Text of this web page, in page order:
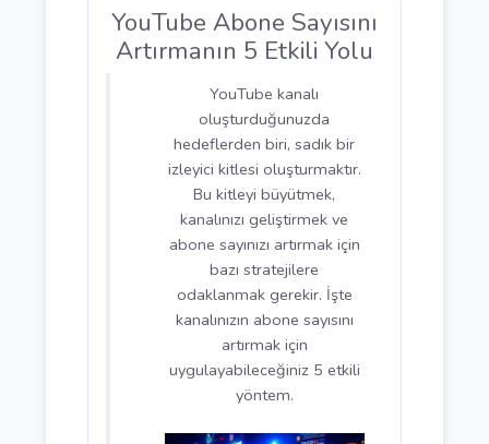
YouTube aramalarında üst sıralarda
çıkmak için videoların...
YouTube Abone Sayısını
Artırmanın 5 Etkili Yolu
YouTube kanalı
oluşturduğunuzda
hedeflerden biri, sadık bir